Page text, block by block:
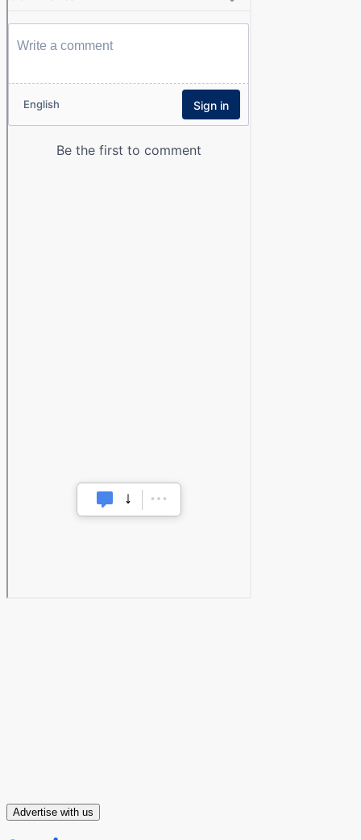
Advertise with us